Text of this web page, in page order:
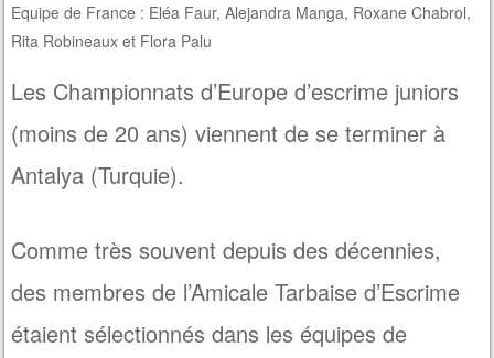
Equipe de France : Eléa Faur, Alejandra Manga, Roxane Chabrol,
Rita Robineaux et Flora Palu
Les Championnats d’Europe d’escrime juniors
(moins de 20 ans) viennent de se terminer à
Antalya (Turquie).
Comme très souvent depuis des décennies,
des membres de l’Amicale Tarbaise d’Escrime
étaient sélectionnés dans les équipes de